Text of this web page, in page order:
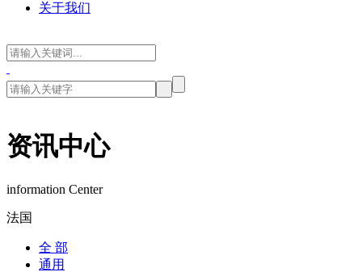
关于我们
资讯中心
information Center
法国
全 部
通用